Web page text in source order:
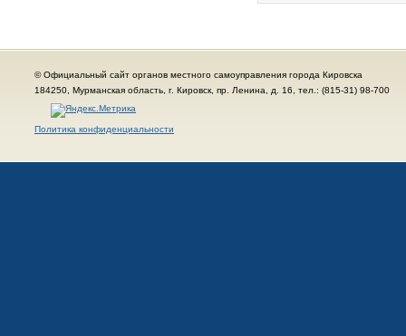
© Официальный сайт органов местного самоуправления города Кировска
184250, Мурманская область, г. Кировск, пр. Ленина, д. 16, тел.: (815-31) 98-700
Политика конфиденциальности